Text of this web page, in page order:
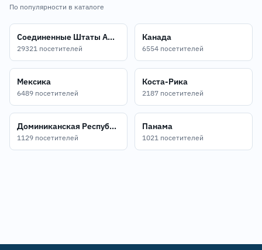
По популярности в каталоге
Соединенные Штаты Америки
29321 посетителей
Канада
6554 посетителей
Мексика
6489 посетителей
Коста-Рика
2187 посетителей
Доминиканская Республика
1129 посетителей
Панама
1021 посетителей